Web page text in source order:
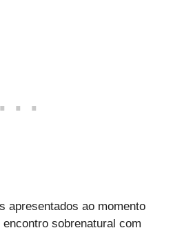
apresentados ao momento
sobrenatural com